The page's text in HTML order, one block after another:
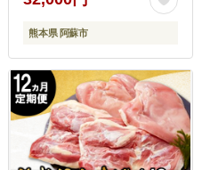
熊本県 阿蘇市